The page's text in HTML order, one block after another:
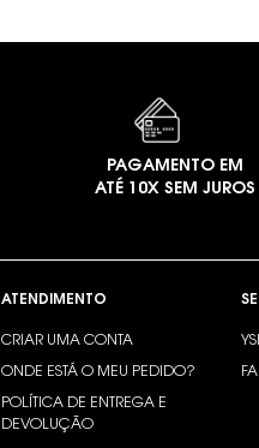
PAGAMENTO EM
ATÉ 10X SEM JUROS
ATENDIMENTO
CRIAR UMA CONTA
ONDE ESTÁ O MEU PEDIDO?
POLÍTICA DE ENTREGA E
DEVOLUÇÃO